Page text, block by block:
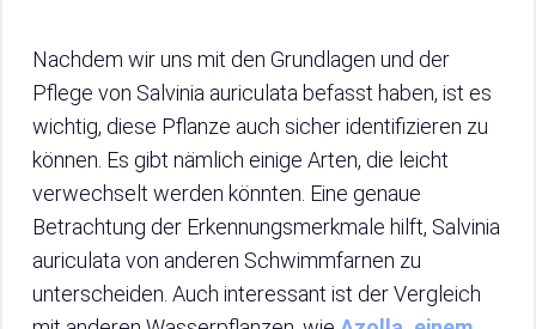
Nachdem wir uns mit den Grundlagen und der
Pflege von Salvinia auriculata befasst haben, ist es
wichtig, diese Pflanze auch sicher identifizieren zu
können. Es gibt nämlich einige Arten, die leicht
verwechselt werden könnten. Eine genaue
Betrachtung der Erkennungsmerkmale hilft, Salvinia
auriculata von anderen Schwimmfarnen zu
unterscheiden. Auch interessant ist der Vergleich